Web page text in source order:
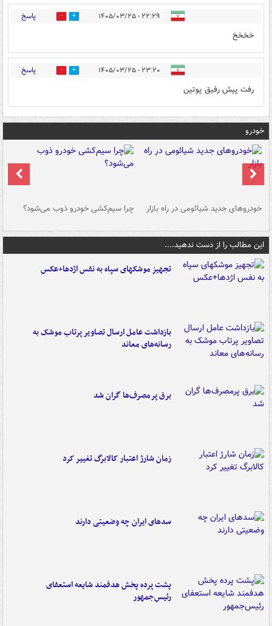
۲۲:۲۹ - ۱۴۰۵/۰۳/۲۵ 1 پاسخ
خخخخ
۲۳:۲۰ - ۱۴۰۵/۰۳/۲۵ 0 پاسخ
رفت پیش رفیق پوتین
خودرو
خودروهای جدید شیائومی در راه بازار چرا سیم‌کشی خودرو ذوب می‌شود؟
این مطالب را از دست ندهید....
تجهیز موشکهای سپاه به نفس اژدها+عکس
بازداشت عامل ارسال تصاویر پرتاب موشک به
رسانه‌های معاند
برق پرمصرف‌ها گران شد
زمان شارژ اعتبار کالابرگ تغییر کرد
سدهای ایران چه وضعیتی دارند
پشت پرده پخش هدفمند شایعه استعفای
رئیس‌جمهور